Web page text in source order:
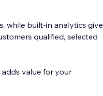
while built-in analytics give
qualified, selected
value for your